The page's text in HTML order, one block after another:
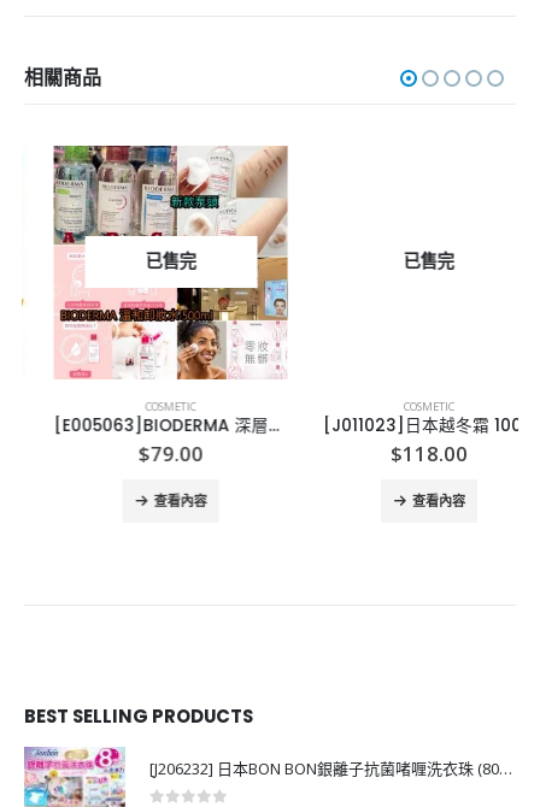
相關商品
已售完
COSMETIC
[E005063]BIODERMA 深層卸妝潔膚水500ML
79.00
查看內容
已售完
COSMETIC
[J011023]日本越冬霜 100G
118.00
查看內容
BEST SELLING PRODUCTS
[J206232] 日本BON BON銀離子抗菌啫喱洗衣珠 (80粒)